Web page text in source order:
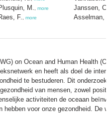
M. more
F. more
Janssen, C.
Asselman, J.
on Ocean and Human Health
en heeft als doel de
te bestuderen. Dit onderzoek
van mensen, zowel
activiteiten de oceaan
hebben voor onze gezondheid. De